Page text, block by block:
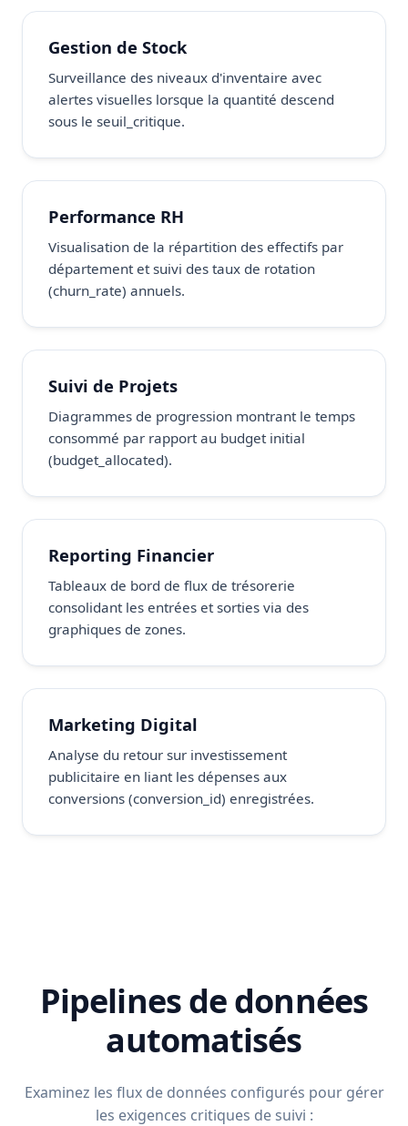
Gestion de Stock
Surveillance des niveaux d'inventaire avec
alertes visuelles lorsque la quantité descend
sous le seuil_critique.
Performance RH
Visualisation de la répartition des effectifs par
département et suivi des taux de rotation
(churn_rate) annuels.
Suivi de Projets
Diagrammes de progression montrant le temps
consommé par rapport au budget initial
(budget_allocated).
Reporting Financier
Tableaux de bord de flux de trésorerie
consolidant les entrées et sorties via des
graphiques de zones.
Marketing Digital
Analyse du retour sur investissement
publicitaire en liant les dépenses aux
conversions (conversion_id) enregistrées.
Pipelines de données
automatisés
Examinez les flux de données configurés pour gérer
les exigences critiques de suivi :